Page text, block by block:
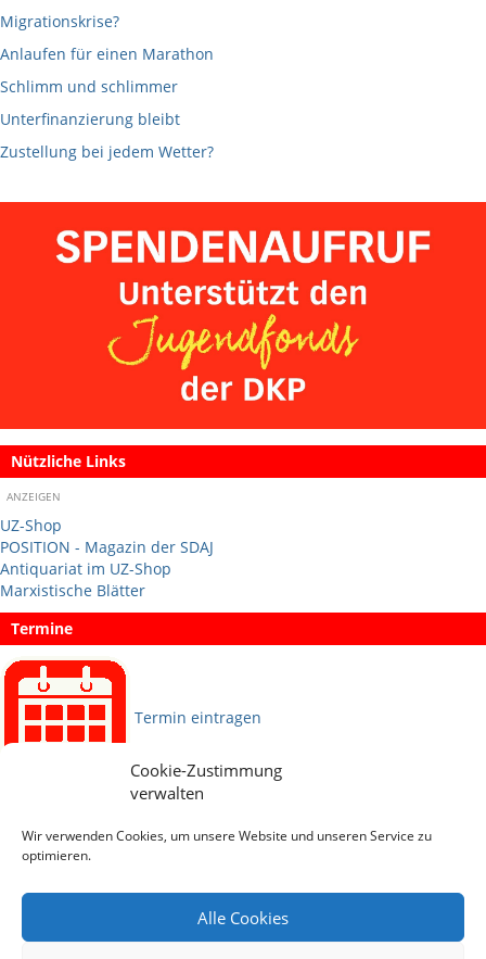
Cookie-Zustimmung
verwalten
Wir verwenden Cookies, um unsere Website und unseren Service zu
optimieren.
Alle Cookies
Migrationskrise?
Anlaufen für einen Marathon
Schlimm und schlimmer
Unterfinanzierung bleibt
Zustellung bei jedem Wetter?
Nützliche Links
ANZEIGEN
UZ-Shop
POSITION - Magazin der SDAJ
Antiquariat im UZ-Shop
Marxistische Blätter
Termine
Termin eintragen